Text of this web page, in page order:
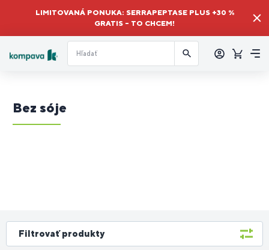
LIMITOVANÁ PONUKA: SERRAPEPTASE PLUS +30 %
GRATIS – TO CHCEM!
sa
Košík
Bez sóje
Filtrovať produkty